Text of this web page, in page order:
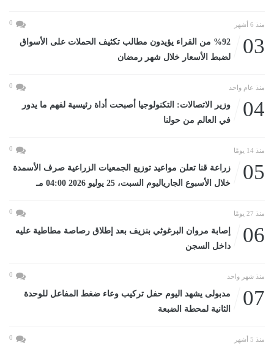
منذ 6 أشهر 0
03
%92 من القراء يؤيدون مطالب تكثيف الحملات على الأسواق
لضبط الأسعار خلال شهر رمضان
منذ عام واحد 0
04
وزير الاتصالات: التكنولوجيا أصبحت أداة رئيسية لفهم ما يدور
في العالم من حولنا
منذ 14 يومًا 0
05
زراعة قنا تعلن مواعيد توزيع الجمعيات الزراعية صرف الأسمدة
خلال الأسبوع الجارياليوم السبت، 25 يوليو 2026 04:00 مـ
منذ 27 يومًا 0
06
إصابة مروان البرغوثي بنزيف بعد إطلاق رصاصة مطاطية عليه
داخل السجن
منذ شهر واحد 0
07
مدبولى يشهد اليوم حفل تركيب وعاء ضغط المفاعل للوحدة
الثانية لمحطة الضبعة
منذ 5 أشهر 0